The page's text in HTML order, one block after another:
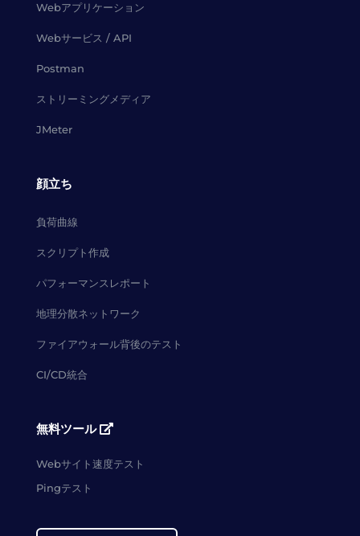
Webアプリケーション
Webサービス / API
Postman
ストリーミングメディア
JMeter
顔立ち
負荷曲線
スクリプト作成
パフォーマンスレポート
地理分散ネットワーク
ファイアウォール背後のテスト
CI/CD統合
無料ツール
Webサイト速度テスト
Pingテスト